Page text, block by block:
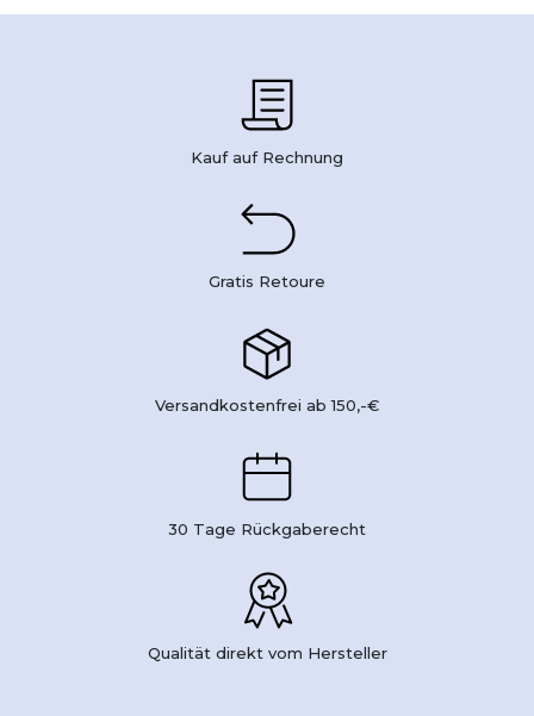
Kauf auf Rechnung
Gratis Retoure
Versandkostenfrei ab 150,-€
30 Tage Rückgaberecht
Qualität direkt vom Hersteller